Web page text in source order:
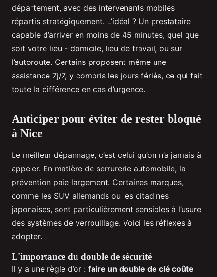
département, avec des intervenants mobiles
répartis stratégiquement. L’idéal ? Un prestataire
capable d’arriver en moins de 45 minutes, quel que
soit votre lieu - domicile, lieu de travail, ou sur
l’autoroute. Certains proposent même une
assistance 7j/7, y compris les jours fériés, ce qui fait
toute la différence en cas d’urgence.
Anticiper pour éviter de rester bloqué
à Nice
Le meilleur dépannage, c’est celui qu’on n’a jamais à
appeler. En matière de serrurerie automobile, la
prévention paie largement. Certaines marques,
comme les SUV allemands ou les citadines
japonaises, sont particulièrement sensibles à l’usure
des systèmes de verrouillage. Voici les réflexes à
adopter.
L'importance du double de sécurité
Il y a une règle d’or : faire un double de clé coûte